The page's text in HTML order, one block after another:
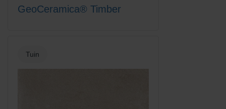
GeoCeramica® Timber
Tuin